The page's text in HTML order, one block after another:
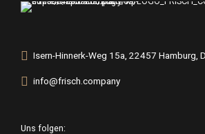
Isern-Hinnerk-Weg 15a, 22457 Hamburg,
info@frisch.company
Uns folgen: